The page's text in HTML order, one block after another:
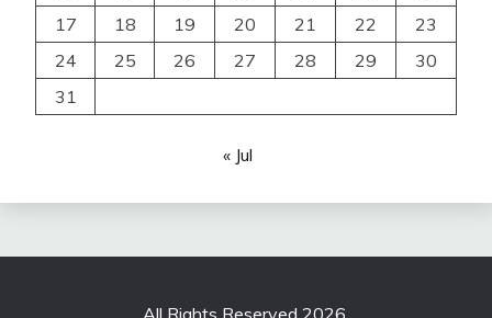
17
18 19 20 21 22
23
24
25 26 27 28 29
30
31
« Jul
All Rights Reserved 2026.